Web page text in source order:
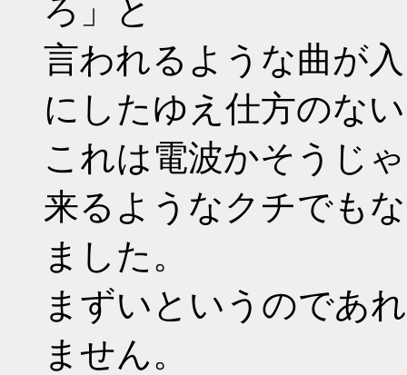
ろ」と
言われるような曲が
にしたゆえ仕方のな
これは電波かそうじ
来るようなクチでも
ました。
まずいというのであ
ません。